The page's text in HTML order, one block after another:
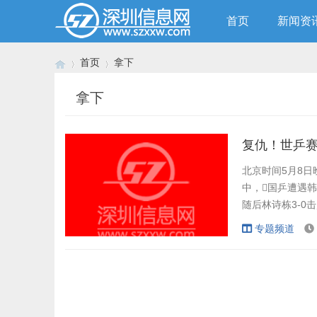
首页 新闻资
首页 拿下
拿下
复仇！世乒
北京时间5月8日
中，国乒遭遇
随后林诗栋3-0
本届赛事的卫冕
专题频道